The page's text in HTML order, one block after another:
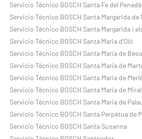
Servicio Técnico BOSCH Santa Fe del
Servicio Técnico BOSCH Santa Margarida de
Servicio Técnico BOSCH Santa Margarida i
Servicio Técnico BOSCH Santa Maria d’Oló
Servicio Técnico BOSCH Santa Maria de
Servicio Técnico BOSCH Santa Maria de
Servicio Técnico BOSCH Santa Maria de
Servicio Técnico BOSCH Santa Maria de
Servicio Técnico BOSCH Santa Maria de
Servicio Técnico BOSCH Santa Perpètua de
Servicio Técnico BOSCH Santa Susanna